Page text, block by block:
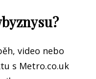
video nebo
s Metro.co.uk